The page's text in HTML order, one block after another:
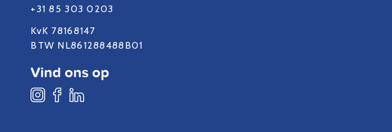
+31 85 303 0203
KvK 78168147
BTW NL861288488B01
Vind ons op